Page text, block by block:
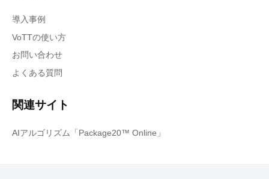
導入事例
VoTTの使い方
お問い合わせ
よくある質問
関連サイト
AIアルゴリズム「Package20™ Online」